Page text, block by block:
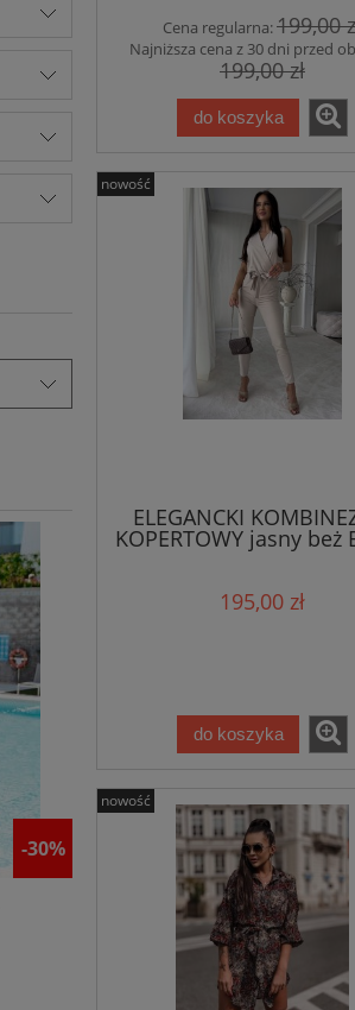
-30%
Płaszcz NOELLE – czarny BY
239,25 zł
Cena regularna:199,00
Najniższa cena z 30 dni przed
199,00 zł
do koszyka
ELEGANCKI
KOPERTOWY jasny beż
195,00 zł
do koszyka
nowość
nowość